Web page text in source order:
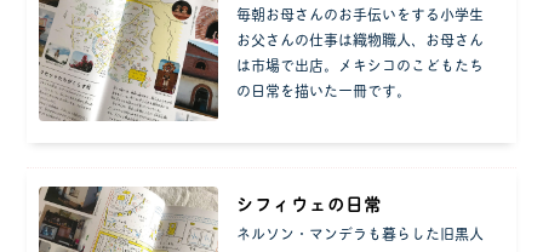
毎朝お母さんのお手伝いをする小学生
お父さんの仕事は織物職人、お母さん
は市場で出店。メキシコのこどもたち
の日常を描いた一冊です。
シフィウェの日常
ネルソン・マンデラも暮らした旧黒人